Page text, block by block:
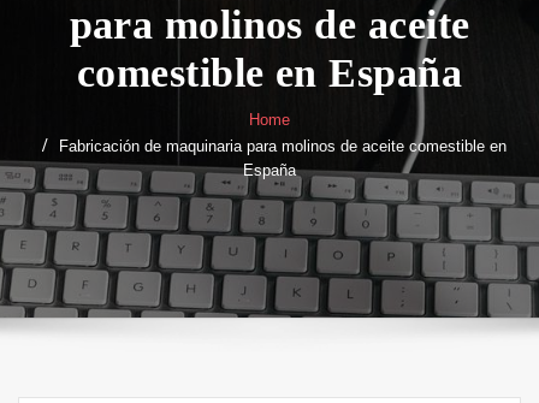
para molinos de aceite
comestible en España
Home
Fabricación de maquinaria para molinos de aceite comestible en
España